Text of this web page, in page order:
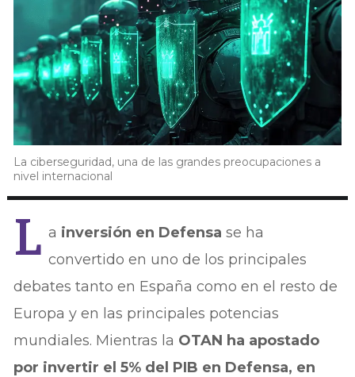
La ciberseguridad, una de las grandes preocupaciones a
nivel internacional
L a inversión en Defensa se ha
convertido en uno de los principales
debates tanto en España como en el resto de
Europa y en las principales potencias
mundiales. Mientras la OTAN ha apostado
por invertir el 5% del PIB en Defensa, en